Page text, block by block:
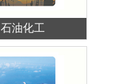
石油化工